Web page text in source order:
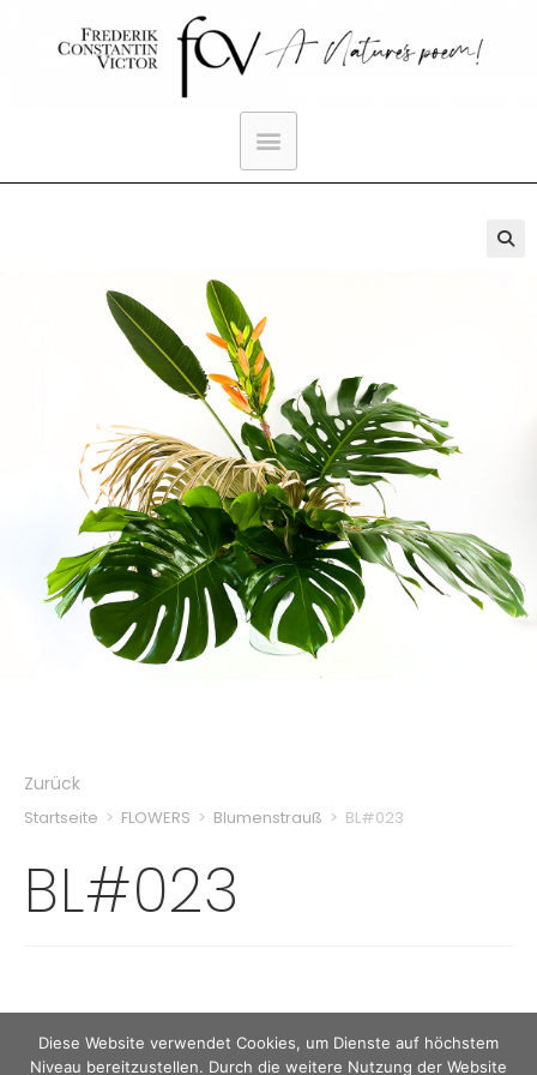
Zurück
Startseite > FLOWERS > Blumenstrauß > BL#023
BL#023
Diese Website verwendet Cookies, um Dienste auf höchstem
Niveau bereitzustellen. Durch die weitere Nutzung der Website